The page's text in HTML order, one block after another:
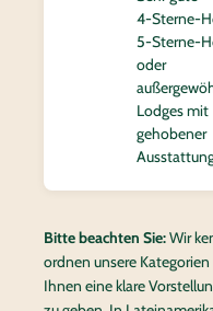
4‑Sterne-
5‑Sterne-
oder
Lodges mit
gehobener
Bitte beachten Sie:Wir
ordnen unsere
Ihnen eine klare